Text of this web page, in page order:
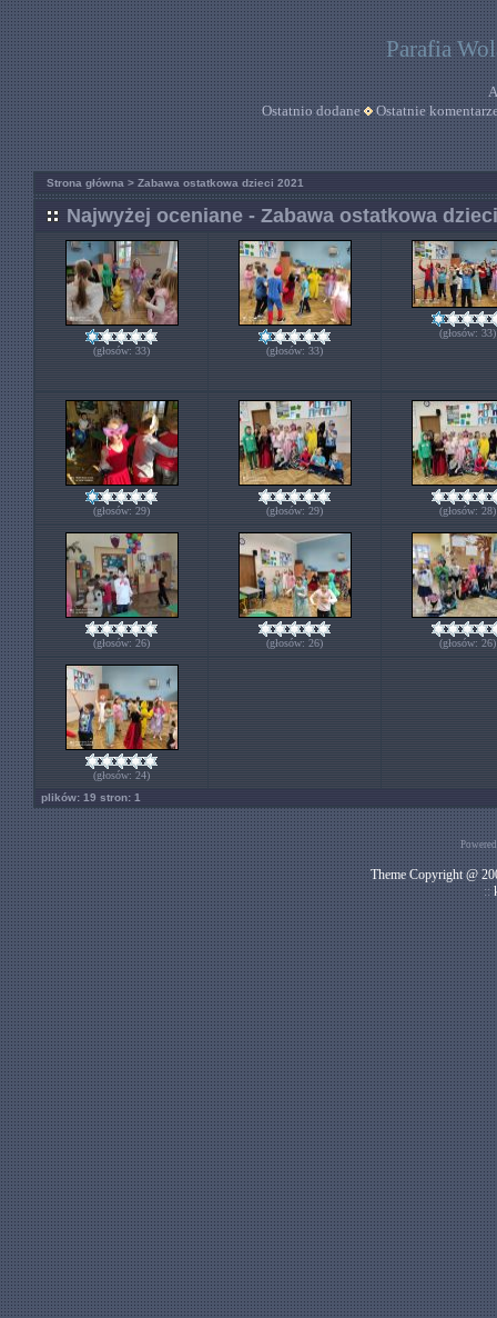
Parafia
Ostatnio dodane
Ostatnie
Strona główna > Zabawa ostatkowa dzieci 2021
Najwyżej oceniane - Zabawa ostatkowa
(głosów: 33) (głosów: 33)
(głosów: 33)
(głosów: 29) (głosów: 29) (głosów: 28)
(głosów: 26) (głosów: 26) (głosów: 26)
(głosów: 24)
plików: 19 stron: 1
Theme Copyright @
::